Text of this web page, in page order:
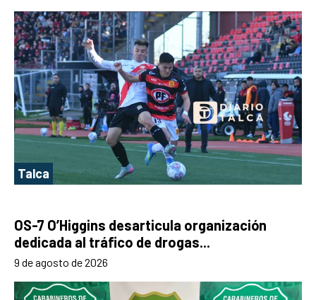
Talca
OS-7 O’Higgins desarticula organización
dedicada al tráfico de drogas...
9 de agosto de 2026